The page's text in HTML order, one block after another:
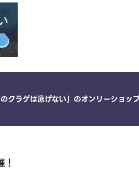
クラゲは泳げない」のオンリーショッ